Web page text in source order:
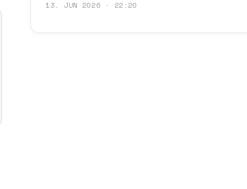
13. JUN 2026 · 22:20